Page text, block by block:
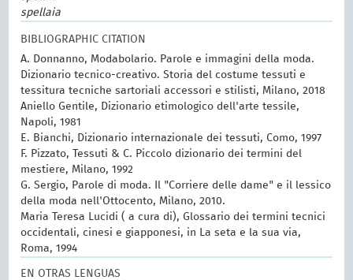
spellaia
BIBLIOGRAPHIC CITATION
A. Donnanno, Modabolario. Parole e immagini della moda.
Dizionario tecnico-creativo. Storia del costume tessuti e
tessitura tecniche sartoriali accessori e stilisti, Milano, 2018
Aniello Gentile, Dizionario etimologico dell'arte tessile,
Napoli, 1981
E. Bianchi, Dizionario internazionale dei tessuti, Como, 1997
F. Pizzato, Tessuti & C. Piccolo dizionario dei termini del
mestiere, Milano, 1992
G. Sergio, Parole di moda. Il "Corriere delle dame" e il lessico
della moda nell'Ottocento, Milano, 2010.
Maria Teresa Lucidi ( a cura di), Glossario dei termini tecnici
occidentali, cinesi e giapponesi, in La seta e la sua via,
Roma, 1994
EN OTRAS LENGUAS